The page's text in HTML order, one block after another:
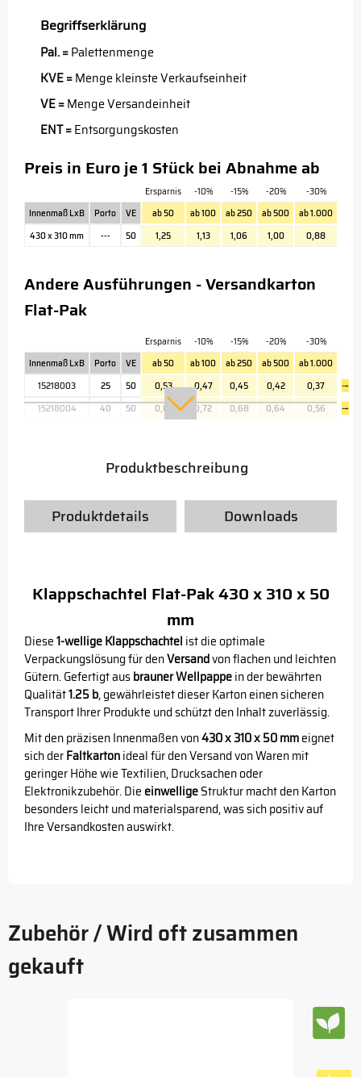
Begriffserklärung
Pal. =Palettenmenge
KVE =Menge kleinste Verkaufseinheit
VE =Menge Versandeinheit
ENT =Entsorgungskosten
Preis in Euro je 1 Stück bei Abnahme ab
Ersparnis -10% -15% -20%
-30%
Innenmaß LxB
Porto VE ab 50 ab 100 ab 250 ab 500
ab 1.000
430 x 310 mm
--- 50 1,25 1,13 1,06 1,00 0,88
Andere Ausführungen - Versandkarton
Flat-Pak
Ersparnis -10% -15% -20%
-30%
Innenmaß LxB
Porto VE ab 50 ab 100 ab 250 ab 500
ab 1.000
15218003
25 50 0,53 0,47 0,45 0,42 0,37
→
15218004
40 50 0,81 0,72 0,68 0,64 0,56 →
Produktbeschreibung
Produktdetails Downloads
Klappschachtel Flat-Pak 430 x 310 x 50
mm
Diese1-wellige Klappschachtel ist die optimale
Verpackungslösung für denVersandvon flachen und leichten
Gütern. Gefertigt ausbrauner Wellpappein der bewährten
Qualität1.25 b, gewährleistet dieser Karton einen sicheren
Transport Ihrer Produkte und schützt den Inhalt zuverlässig.
Mit den präzisen Innenmaßen von430 x 310 x 50 mmeignet
sich derFaltkartonideal für den Versand von Waren mit
geringer Höhe wie Textilien, Drucksachen oder
Elektronikzubehör. Die einwelligeStruktur macht den Karton
besonders leicht und materialsparend, was sich positiv auf
Ihre Versandkosten auswirkt.
Zubehör / Wird oft zusammen
gekauft